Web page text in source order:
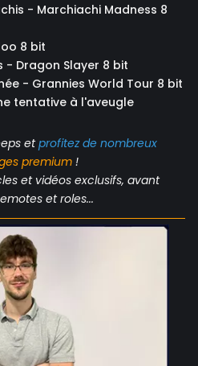
- Marchiachi Madness 8
8 bit
- Dragon Slayer 8 bit
- Grannies World Tour 8 bit
tentative à l'aveugle
etprofitez de nombreux
premium!
et vidéos exclusifs, avant
et roles...